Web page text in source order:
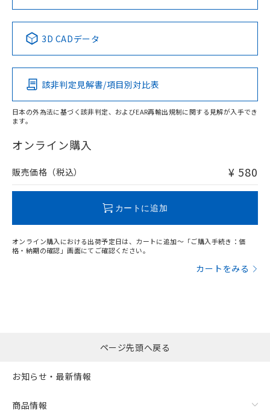
Pb Hg Cd Cr(VI)
O
在庫等で未対応品が混在する可能性があります。
問い合わせください。
3D CADデータ
該非判定見解書/項目別対比表
日本の外為法に基づく該非判定、およびEAR再輸出規制に関する見解が入手でき
ます。
オンライン購入
販売価格（税込） ¥ 580
カートに追加
オンライン購入における出荷予定日は、カートに追加～「ご購入手続き：価
格・納期の確認」画面にてご確認ください。
カートをみる
ページ先頭へ戻る
お知らせ・最新情報
商品情報